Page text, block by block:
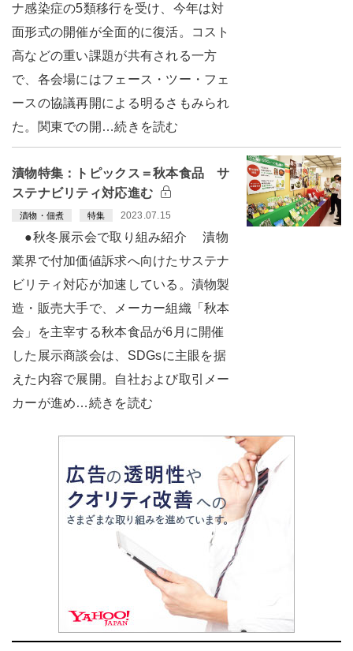
ナ感染症の5類移行を受け、今年は対
面形式の開催が全面的に復活。コスト
高などの重い課題が共有される一方
で、各会場にはフェース・ツー・フェ
ースの協議再開による明るさもみられ
た。関東での開…続きを読む
漬物特集：トピックス＝秋本食品 サ
ステナビリティ対応進む
漬物・佃煮 特集 2023.07.15
●秋冬展示会で取り組み紹介 漬物
業界で付加価値訴求へ向けたサステナ
ビリティ対応が加速している。漬物製
造・販売大手で、メーカー組織「秋本
会」を主宰する秋本食品が6月に開催
した展示商談会は、SDGsに主眼を据
えた内容で展開。自社および取引メー
カーが進め…続きを読む